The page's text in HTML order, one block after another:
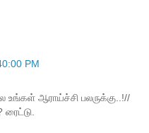
PM
உங்கள் ஆராய்ச்சி பலருக்கு..!//